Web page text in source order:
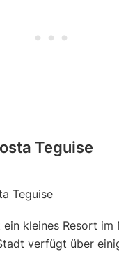
Teguise
ein kleines Resort im
verfügt über